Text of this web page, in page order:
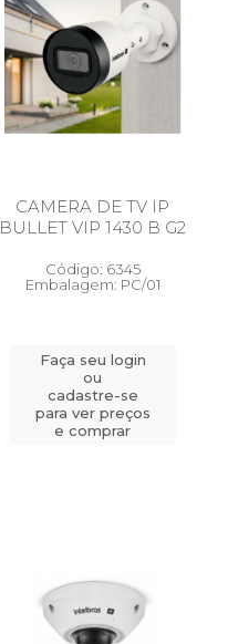
CAMERA DE TV IP
BULLET VIP 1430 B G2
Código: 6345
Embalagem: PC/01
Faça seu login
ou
cadastre-se
para ver preços
e comprar